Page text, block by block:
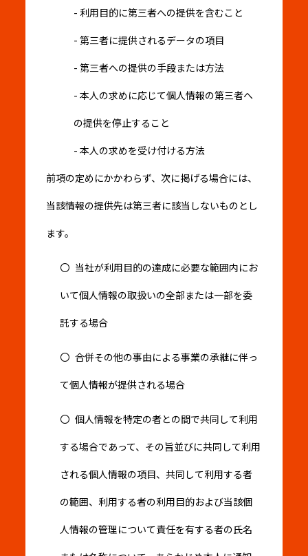
利用目的に第三者への提供を含むこと
第三者に提供されるデータの項目
第三者への提供の手段または方法
本人の求めに応じて個人情報の第三者へ
の提供を停止すること
本人の求めを受け付ける方法
前項の定めにかかわらず、次に掲げる場合には、
当該情報の提供先は第三者に該当しないものとし
ます。
当社が利用目的の達成に必要な範囲内にお
いて個人情報の取扱いの全部または一部を委
託する場合
合併その他の事由による事業の承継に伴っ
て個人情報が提供される場合
個人情報を特定の者との間で共同して利用
する場合であって、その旨並びに共同して利用
される個人情報の項目、共同して利用する者
の範囲、利用する者の利用目的および当該個
人情報の管理について責任を有する者の氏名